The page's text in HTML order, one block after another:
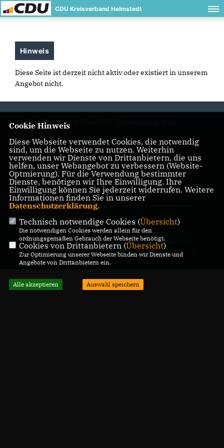
CDU Kreisverband Helmstedt
Hinweis
Diese Seite ist derzeit nicht aktiv oder existiert in unserem
Angebot nicht.
Die Helmstedter Kreis-CDU präsentiert sich im
IMPRESSUM DATENSCHUTZ KONTAKT
CDU in Niedersachsen
CDU Deutschlands
© 2026 CDU Kreisverband
Helmstedt
Alle Rechte vorbehalten.
Realisation: Sharkness Media
GmbH & Co. KG
Cookie Hinweis
Diese Webseite verwendet Cookies, die notwendig
sind, um die Webseite zu nutzen. Weiterhin
verwenden wir Dienste von Drittanbietern, die uns
helfen, unser Webangebot zu verbessern (Website-
Optmierung). Für die Verwendung bestimmter
Dienste, benötigen wir Ihre Einwilligung. Ihre
Einwilligung können Sie jederzeit widerrufen. Weitere
Informationen finden Sie in unserer
Datenschutzerklärung.
Technisch notwendige Cookies (Übersicht)
Die notwendigen Cookies werden allein für den
ordnungsgemäßen Gebrauch der Webseite benötigt.
Cookies von Drittanbietern (Übersicht)
Zur Optimierung unserer Webseite binden wir Dienste und
Angebote von Drittanbietern ein.
Alle akzeptieren Auswahl speichern